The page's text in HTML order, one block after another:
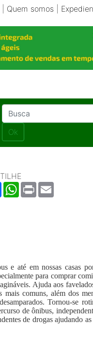
Quem somos
Ok
FacebookWhatsApp
Print
e até em nossas casas
para comprar
Ajuda aos
mais comuns, além dos
Tornou-se
de ônibus,
de drogas ajudando as